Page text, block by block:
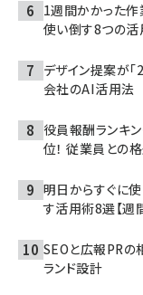
1週間かかった
使い倒す8つの活
デザイン提案が
会社のAI活用法
役員報酬ランキ
位！ 従業員との
明日からすぐに
す活用術8選【週
SEOと広報PRの
ランド設計